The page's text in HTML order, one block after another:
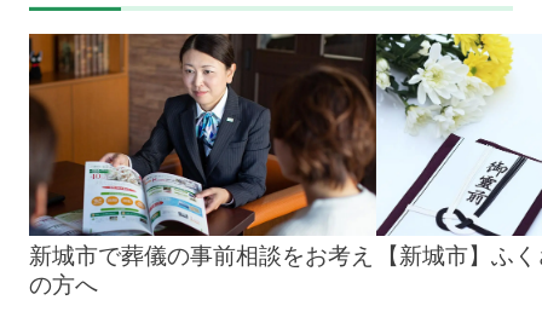
新城市で葬儀の事前相談をお考え
の方へ
【新城市】ふ